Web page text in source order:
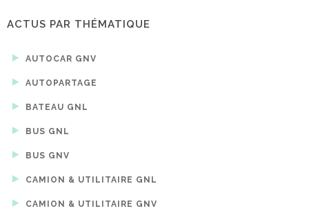
ACTUS PAR THÉMATIQUE
AUTOCAR GNV
AUTOPARTAGE
BATEAU GNL
BUS GNL
BUS GNV
CAMION & UTILITAIRE GNL
CAMION & UTILITAIRE GNV